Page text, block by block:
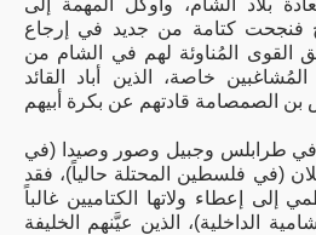
بلاد الشام، وأوكل المهمة إلى
فنجحت كتامة من جديد في إرجاع
القوى المُناوئة لهم في الشام من
خاصة، الذين أباد القائد
في طرابلس وجبيل وصور وصيدا (في
(في فلسطين المحتلة حالياً)، فقد
إلى إعطاء ولاتها الكتاميين غالباً
الداخلية)، الذين عيَّنهم الخليفة